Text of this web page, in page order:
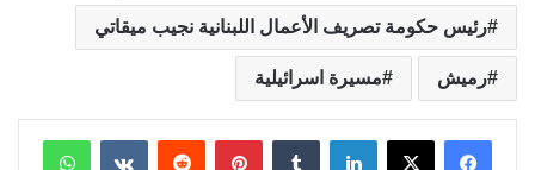
رئيس حكومة تصريف الأعمال اللبنانية نجيب ميقاتي
رميش مسيرة اسرائيلية
لينكدإن بينتيريست